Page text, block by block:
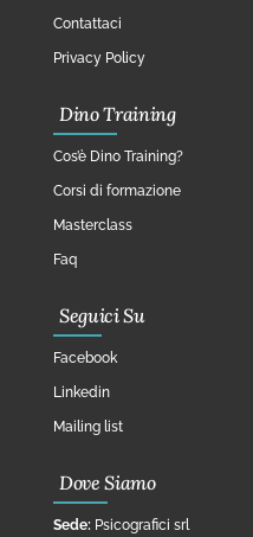
Contattaci
Privacy Policy
Dino Training
Cos’è Dino Training?
Corsi di formazione
Masterclass
Faq
Seguici Su
Facebook
Linkedin
Mailing list
Dove Siamo
Sede: Psicografici srl